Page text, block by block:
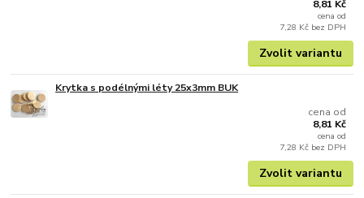
8,81 Kč
cena od
7,28 Kč bez DPH
Zvolit variantu
Krytka s podélnými léty 25x3mm BUK
cena od
8,81 Kč
cena od
7,28 Kč bez DPH
Zvolit variantu